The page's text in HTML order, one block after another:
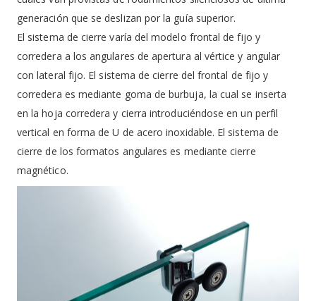
generación que se deslizan por la guía superior.
El sistema de cierre varía del modelo frontal de fijo y
corredera a los angulares de apertura al vértice y angular
con lateral fijo. El sistema de cierre del frontal de fijo y
corredera es mediante goma de burbuja, la cual se inserta
en la hoja corredera y cierra introduciéndose en un perfil
vertical en forma de U de acero inoxidable. El sistema de
cierre de los formatos angulares es mediante cierre
magnético.